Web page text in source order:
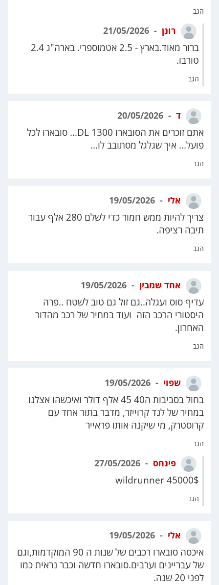
הגב
רונן
ברור מאוד.בארץ - 2.5 אטמוספרי. בארה"ג 2.4
טורבו.
הגב
ד
אתם זוכרים את הסובארו 1300 DL... סובארו לכל
פועל... איך שגלגל מסתובב לו...
הגב
אלי
צריך להיות ממש חמור כדי לשלם 280 אלף עבור
תיבה רציפה.
הגב
אחד שמבין
עדיף סוס ועגלה..גם זול גם טוב לשטח ..פרה
היסטורי הרכב הזה ועוד במחיר של רכב מהדור
האחרון.
הגב
שפוי
בחול בסביבות ה40 45 אלף דולר ואיכשהו אצלנו
במחיר של לנד קרוייזר, מדבר בתור אחד עם
קרוסטרק, מי שיקנה אותו פראייר
הגב
פינחס
45000$ wildrunner
הגב
אלי
איכסה סובארו רכבים של שנות ה 90 המוקדמות,וגם
של עבריינים וערבים.סובארו חדשה וכבר נראית כמו
לפני 20 שנה.